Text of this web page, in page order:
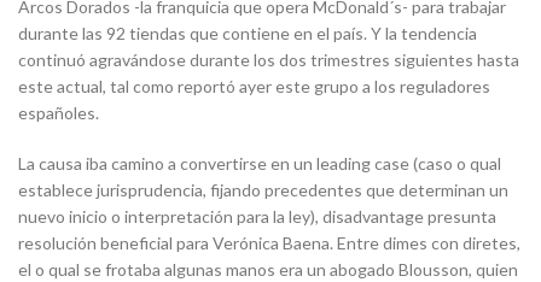
Arcos Dorados -la franquicia que opera McDonald´s- para trabajar
durante las 92 tiendas que contiene en el país. Y la tendencia
continuó agravándose durante los dos trimestres siguientes hasta
este actual, tal como reportó ayer este grupo a los reguladores
españoles.
La causa iba camino a convertirse en un leading case (caso o qual
establece jurisprudencia, fijando precedentes que determinan un
nuevo inicio o interpretación para la ley), disadvantage presunta
resolución beneficial para Verónica Baena. Entre dimes con diretes,
el o qual se frotaba algunas manos era un abogado Blousson, quien